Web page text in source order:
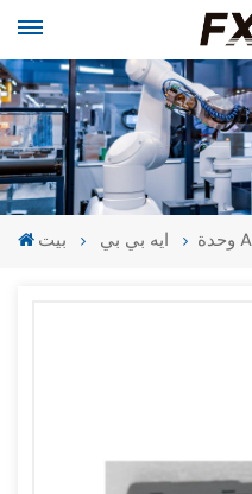
بيت ايه بي بي